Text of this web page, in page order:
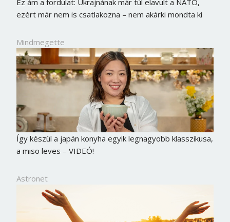
ezért már nem is csatlakozna – nem akárki mondta ki
Mindmegette
Így készül a japán konyha egyik legnagyobb klasszikusa,
a miso leves – VIDEÓ!
Astronet